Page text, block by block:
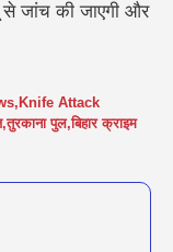
जांच की जाएगी और
, Knife Attack
,तुरकाना पुल,बिहार क्राइम